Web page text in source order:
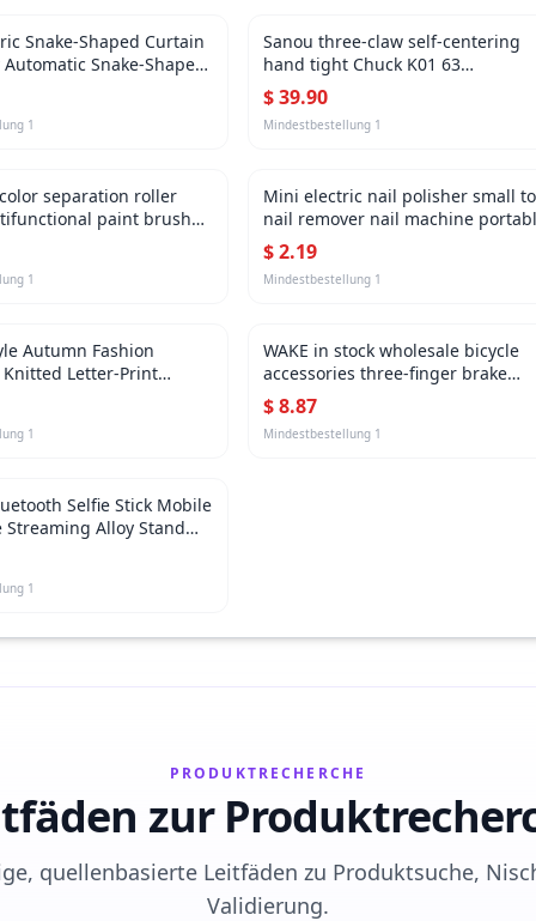
Snake-Shaped Curtain
Automatic Snake-Shaped
1
Sanou three-claw self-centering
hand tight Chuck K01 63
woodworking Chuck mini Chuck
$39.90
Mindestbestellung 1
separation roller
paint brush
1
Mini electric nail polisher small
nail remover nail machine
electric nail clippers nail grinder
$2.19
Mindestbestellung 1
Autumn Fashion
Knitted Letter-Print
1
WAKE in stock wholesale bicycle
accessories three-finger brake
handle transmission aluminum
road bike TT brake handle
$8.87
Mindestbestellung 1
Selfie Stick Mobile
Streaming Alloy Stand
1
PRODUKTRECHERCHE
zur
quellenbasierte Leitfäden zu Produktsuche,
Validierung.